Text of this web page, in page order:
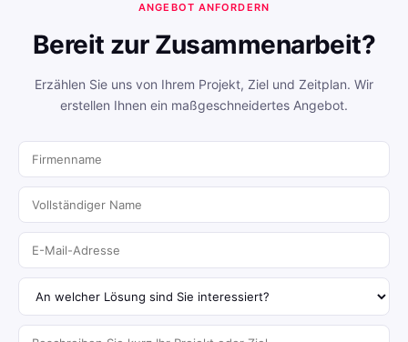
ANGEBOT ANFORDERN
Bereit zur Zusammenarbeit?
Erzählen Sie uns von Ihrem Projekt, Ziel und Zeitplan. Wir
erstellen Ihnen ein maßgeschneidertes Angebot.